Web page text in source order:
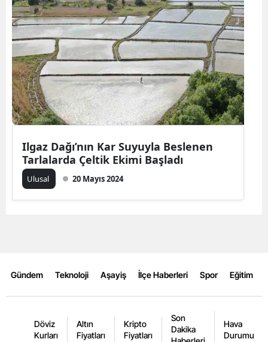
Ilgaz Dağı’nın Kar Suyuyla Beslenen
Tarlalarda Çeltik Ekimi Başladı
Ulusal 20 Mayıs 2024
Gündem Teknoloji Aşayiş İlçe Haberleri Spor Eğitim
Döviz
Kurları
Altın
Fiyatları
Kripto
Fiyatları
Son
Dakika
Hava
Durumu